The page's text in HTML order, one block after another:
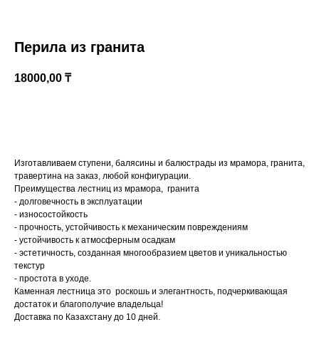
Казахстан, Алматы, ул Султана Бейбарыса,
32
Перила из гранита
18000,00 ₸
Изготавливаем ступени, балясины и балюстрады из мрамора, гранита,
травертина на заказ, любой конфигурации.
Преимущества лестниц из мрамора, гранита
- долговечность в эксплуатации
- износостойкость
- прочность, устойчивость к механическим повреждениям
- устойчивость к атмосферным осадкам
- эстетичность, созданная многообразием цветов и уникальностью
текстур
- простота в уходе.
Каменная лестница это роскошь и элегантность, подчеркивающая
достаток и благополучие владельца!
Доставка по Казахстану до 10 дней.